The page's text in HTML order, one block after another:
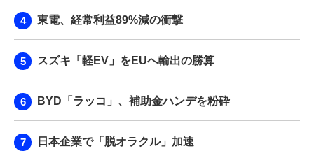
東電、経常利益89%減の衝撃
スズキ「軽EV」をEUへ輸出の勝算
BYD「ラッコ」、補助金ハンデを粉砕
日本企業で「脱オラクル」加速